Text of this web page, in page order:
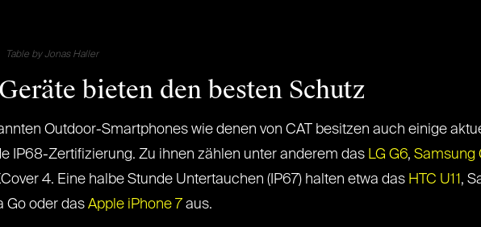
Table by Jonas Haller
bieten den besten Schutz
Outdoor-Smartphones wie denen von CAT besitzen auch einige
IP68-Zertifizierung. Zu ihnen zählen unter anderem das LG G6, Samsung
4. Eine halbe Stunde Untertauchen (IP67) halten etwa das HTC U11 ,
Go oder das Apple iPhone 7aus.